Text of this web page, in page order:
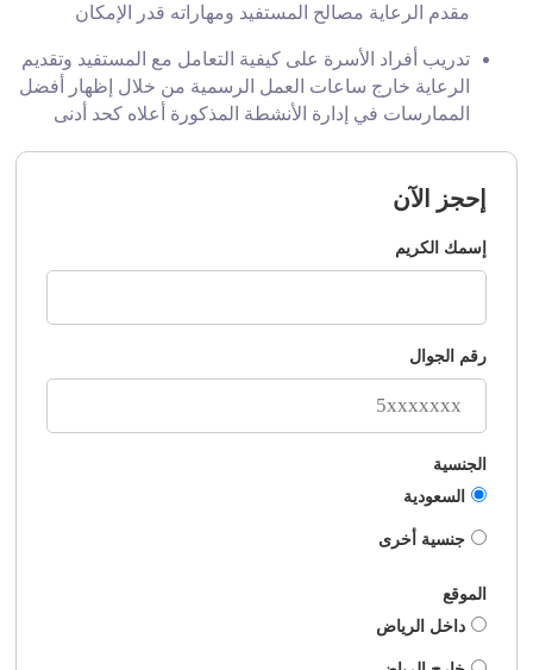
مقدم الرعاية مصالح المستفيد ومهاراته قدر الإمكان
تدريب أفراد الأسرة على كيفية التعامل مع المستفيد وتقديم
الرعاية خارج ساعات العمل الرسمية من خلال إظهار أفضل
الممارسات في إدارة الأنشطة المذكورة أعلاه كحد أدنى
إحجز الآن
إسمك الكريم
رقم الجوال
الجنسية
السعودية
جنسية أخرى
الموقع
داخل الرياض